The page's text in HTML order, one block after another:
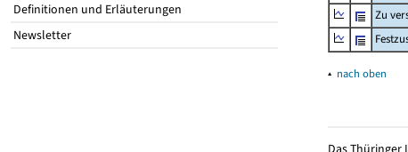
Definitionen und Erläuterungen
Newsletter
Zu
▴ nach oben